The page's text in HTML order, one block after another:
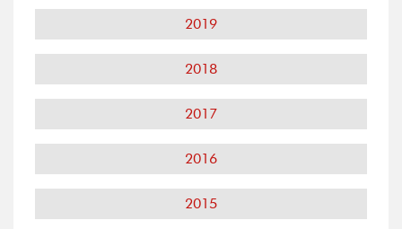
2019
2018
2017
2016
2015